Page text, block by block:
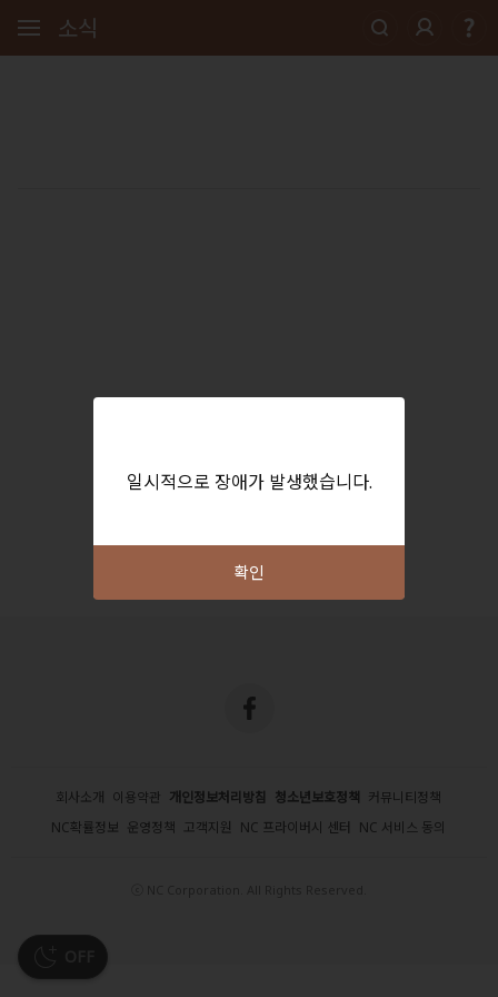
소식
회사소개 이용약관 개인정보처리방침 청소년보호정책 커뮤니티정책
NC확률정보 운영정책 고객지원 NC 프라이버시 센터 NC 서비스 동의
일시적으로 장애가 발생했습니다.
확인